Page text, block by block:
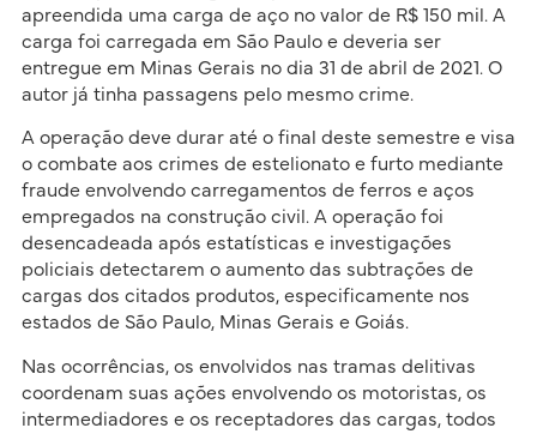
apreendida uma carga de aço no valor de R$ 150 mil. A
carga foi carregada em São Paulo e deveria ser
entregue em Minas Gerais no dia 31 de abril de 2021. O
autor já tinha passagens pelo mesmo crime.
A operação deve durar até o final deste semestre e visa
o combate aos crimes de estelionato e furto mediante
fraude envolvendo carregamentos de ferros e aços
empregados na construção civil. A operação foi
desencadeada após estatísticas e investigações
policiais detectarem o aumento das subtrações de
cargas dos citados produtos, especificamente nos
estados de São Paulo, Minas Gerais e Goiás.
Nas ocorrências, os envolvidos nas tramas delitivas
coordenam suas ações envolvendo os motoristas, os
intermediadores e os receptadores das cargas, todos